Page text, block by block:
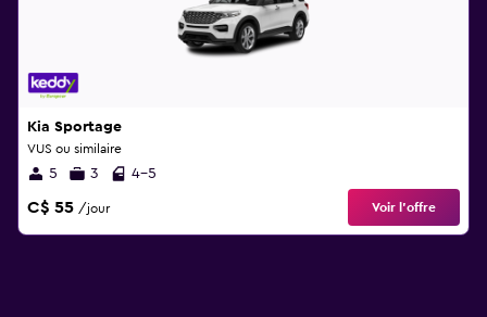
Kia Sportage
VUS ou similaire
5 3 4-5
C$ 55 /jour Voir l’offre